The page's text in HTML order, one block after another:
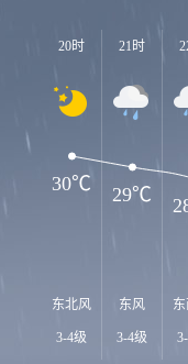
20时
东北风
3-4级
21时
东风
3-4级
30℃ 29℃